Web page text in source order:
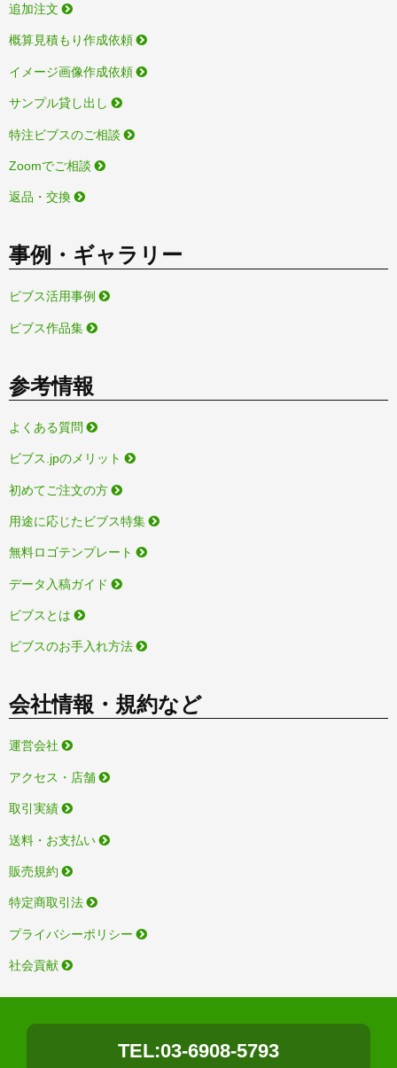
追加注文
概算見積もり作成依頼
イメージ画像作成依頼
サンプル貸し出し
特注ビブスのご相談
Zoomでご相談
返品・交換
事例・ギャラリー
ビブス活用事例
ビブス作品集
参考情報
よくある質問
ビブス.jpのメリット
初めてご注文の方
用途に応じたビブス特集
無料ロゴテンプレート
データ入稿ガイド
ビブスとは
ビブスのお手入れ方法
会社情報・規約など
運営会社
アクセス・店舗
取引実績
送料・お支払い
販売規約
特定商取引法
プライバシーポリシー
社会貢献
TEL:03-6908-5793